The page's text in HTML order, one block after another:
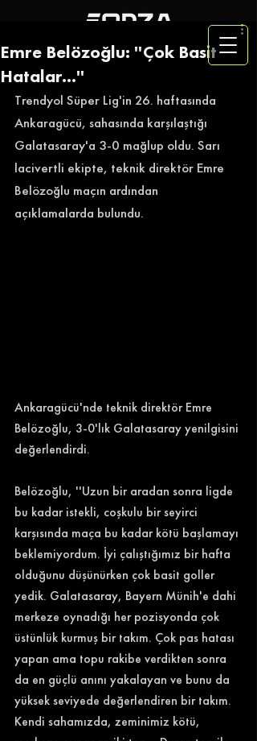
Emre Belözoğlu: ''Çok Basit
Hatalar...''
Trendyol Süper Lig'in 26. haftasında
Ankaragücü, sahasında karşılaştığı
Galatasaray'a 3-0 mağlup oldu. Sarı
lacivertli ekipte, teknik direktör Emre
Belözoğlu maçın ardından
açıklamalarda bulundu.
Ankaragücü'nde teknik direktör Emre
Belözoğlu, 3-0'lık Galatasaray yenilgisini
değerlendirdi.
Belözoğlu, ''Uzun bir aradan sonra ligde
bu kadar istekli, coşkulu bir seyirci
karşısında maça bu kadar kötü başlamayı
beklemiyordum. İyi çalıştığımız bir hafta
olduğunu düşünürken çok basit goller
yedik. Galatasaray, Bayern Münih'e dahi
merkeze oynadığı her pozisyonda çok
üstünlük kurmuş bir takım. Çok pas hatası
yapan ama topu rakibe verdikten sonra
da en güçlü anını yakalayan ve bunu da
yüksek seviyede değerlendiren bir takım.
Kendi sahamızda, zeminimiz kötü,